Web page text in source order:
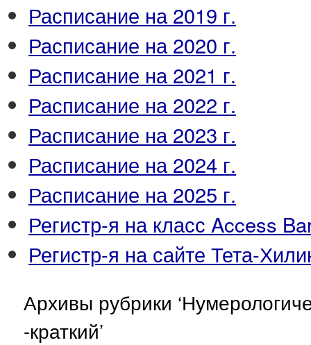
Расписание на 2019 г.
Расписание на 2020 г.
Расписание на 2021 г.
Расписание на 2022 г.
Расписание на 2023 г.
Расписание на 2024 г.
Расписание на 2025 г.
Регистр-я на класс Access
Регистр-я на сайте Тета-
Архивы рубрики
-краткий’